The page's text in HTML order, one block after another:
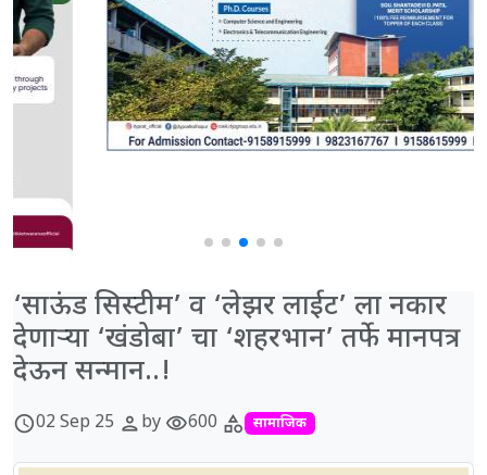
‘साऊंड सिस्टीम’ व ‘लेझर लाईट’ ला नकार
देणाऱ्या ‘खंडोबा’ चा ‘शहरभान’ तर्फे मानपत्र
देऊन सन्मान..!
schedule02 Sep 25 personby visibility600 category सामाजिक